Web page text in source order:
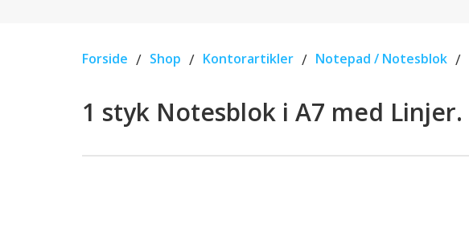
Forside / Shop / Kontorartikler / Notepad / Notesblok /
1 styk Notesblok i A7 med Linjer.